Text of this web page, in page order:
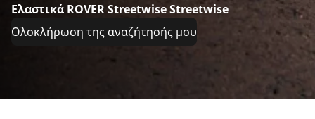
Ελαστικά ROVER Streetwise Streetwise
Ολοκλήρωση της αναζήτησής μου